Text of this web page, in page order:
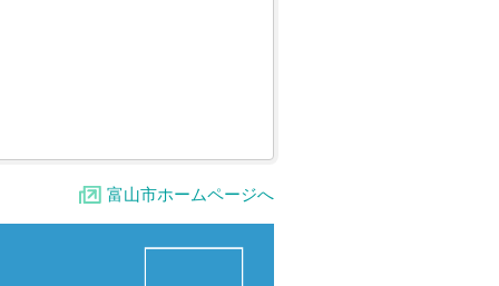
富山市ホームページへ